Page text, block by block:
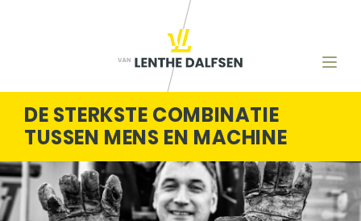
DE STERKSTE COMBINATIE
TUSSEN MENS EN MACHINE